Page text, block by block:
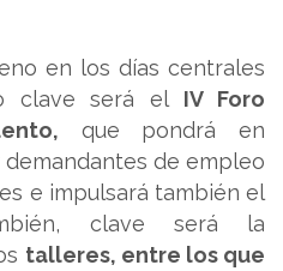
en los días centrales
clave será el
IV Foro
que pondrá en
de empleo
e impulsará también el
clave será la
talleres, entre los que